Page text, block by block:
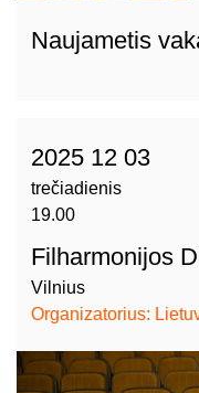
Naujametis
2025 12 03
trečiadienis
19.00
Filharmonijos
Vilnius
Organizatorius: